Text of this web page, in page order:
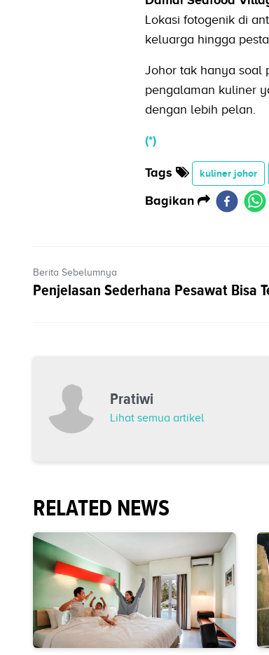
Lokasi fotogenik di
keluarga hingga
Johor tak hanya soal
pengalaman kuliner
dengan lebih pelan.
(*)
Tags kuliner johor
Bagikan
Berita Sebelumnya
Penjelasan Sederhana Pesawat Bisa
Pratiwi
Lihat semua artikel
RELATED NEWS